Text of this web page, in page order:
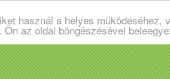
használ a helyes
Ön az oldal böngészésével